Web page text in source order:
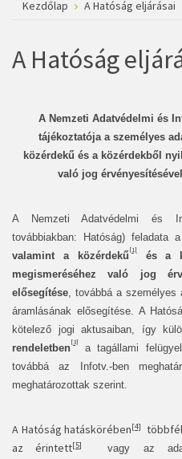
Kezdőlap A Hatóság eljárásai
A Hatóság
A Nemzeti Adatvédelmi és
tájékoztatója a személyes
közérdekű és a közérdekből
való jog
A Nemzeti Adatvédelmi és
továbbiakban: Hatóság) feladata a
valamint a
közérdekű
[1]
és a
megismeréséhez való jog
elősegítése, továbbá a személyes
áramlásának elősegítése. A
kötelező jogi aktusaiban, így
rendeletben
[3]
a tagállami
továbbá az Infotv.-ben
meghatározottak szerint.
A Hatóság hatáskörében[4]
az érintett[5] vagy az